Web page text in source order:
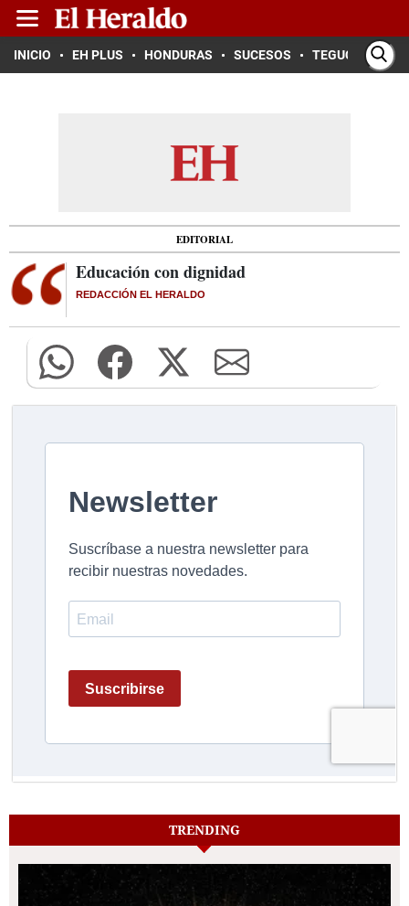
INICIO EH PLUS HONDURAS SUCESOS TEGUCIGALPA
EDITORIAL
Educación con dignidad
REDACCIÓN EL HERALDO
TRENDING